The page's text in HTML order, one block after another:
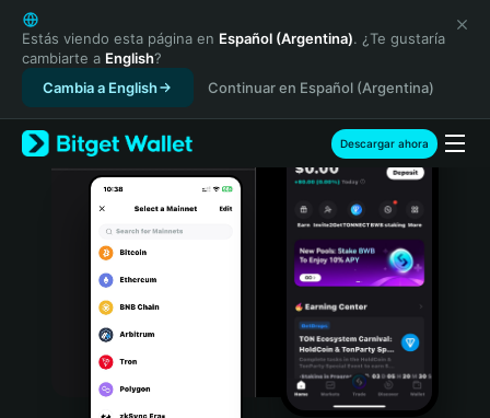
English
日本語
Tiếng Việt
Русский
Español (Latinoamérica)
Türkçe
Italiano
Português (Portugal)
Bahasa Indonesia
Estás viendo esta página en Español (Argentina). ¿Te gustaría
cambiarte a English?
Cambia a English
Continuar en Español (Argentina)
Descargar ahora